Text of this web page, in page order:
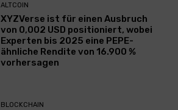
ALTCOIN
XYZVerse ist für einen Ausbruch
von 0,002 USD positioniert, wobei
Experten bis 2025 eine PEPE-
ähnliche Rendite von 16.900 %
vorhersagen
BLOCKCHAIN